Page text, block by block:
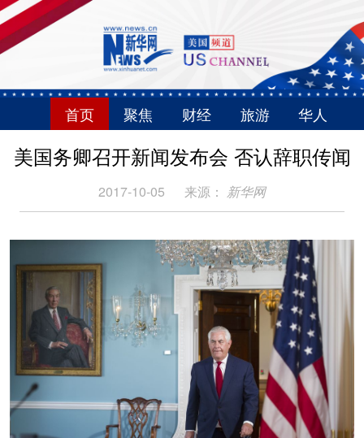
首页 聚焦 财经 旅游 华人
美国务卿召开新闻发布会 否认辞职传闻
2017-10-05 来源： 新华网